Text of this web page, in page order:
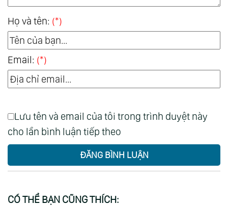
Họ và tên: (*)
Email: (*)
Lưu tên và email của tôi trong trình duyệt này
cho lần bình luận tiếp theo
ĐĂNG BÌNH LUẬN
CÓ THỂ BẠN CŨNG THÍCH: